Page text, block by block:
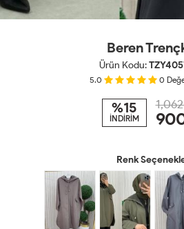
Beren
Ürün Kodu:
5.0 0
%15
İNDİRİM
Renk